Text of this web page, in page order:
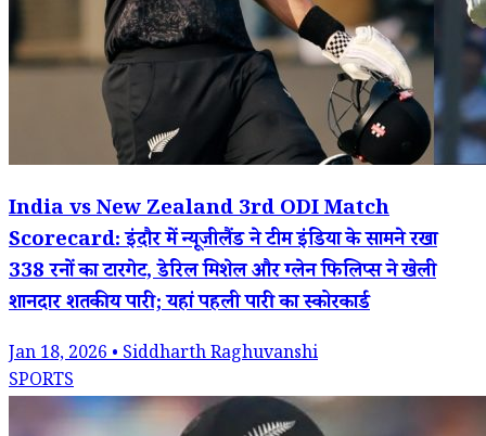
India vs New Zealand 3rd ODI Match
Scorecard: इंदौर में न्यूजीलैंड ने टीम इंडिया के सामने रखा
338 रनों का टारगेट, डेरिल मिशेल और ग्लेन फिलिप्स ने खेली
शानदार शतकीय पारी; यहां पहली पारी का स्कोरकार्ड
Jan 18, 2026 • Siddharth Raghuvanshi
SPORTS